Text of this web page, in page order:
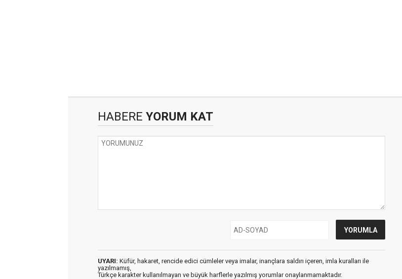
HABERE YORUM KAT
UYARI: Küfür, hakaret, rencide edici cümleler veya imalar, inançlara saldırı içeren, imla kuralları ile
yazılmamış,
Türkçe karakter kullanılmayan ve büyük harflerle yazılmış yorumlar onaylanmamaktadır.